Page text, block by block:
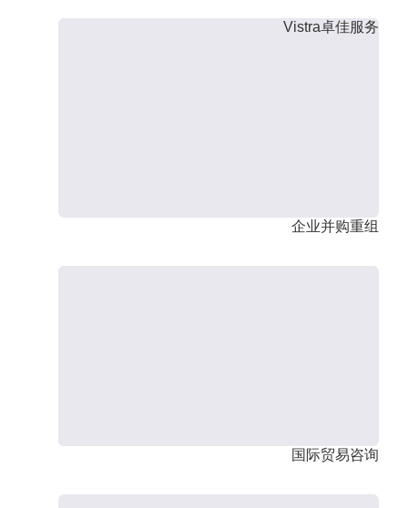
Vistra卓佳服务
企业并购重组
国际贸易咨询